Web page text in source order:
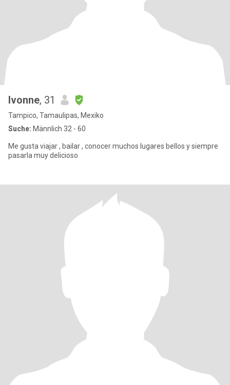
Ivonne, 31
Tampico, Tamaulipas, Mexiko
Suche: Männlich 32 - 60
Me gusta viajar , bailar , conocer muchos lugares bellos y siempre
pasarla muy delicioso